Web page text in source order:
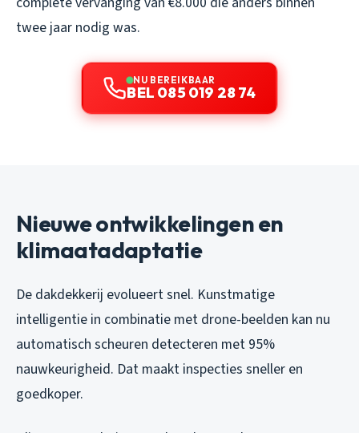
twee jaar nodig was.
NU BEREIKBAAR
BEL 085 019 28 74
Nieuwe ontwikkelingen en
klimaatadaptatie
De dakdekkerij evolueert snel. Kunstmatige
intelligentie in combinatie met drone-beelden kan nu
automatisch scheuren detecteren met 95%
nauwkeurigheid. Dat maakt inspecties sneller en
goedkoper.